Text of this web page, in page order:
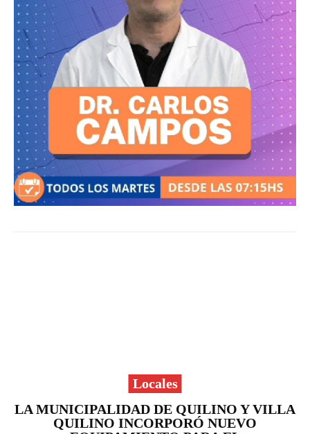
Locales
LA MUNICIPALIDAD DE QUILINO Y VILLA
QUILINO INCORPORÓ NUEVO